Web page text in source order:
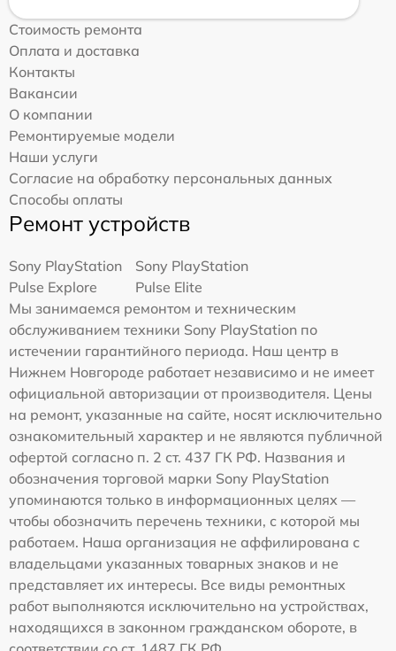
Стоимость ремонта
Оплата и доставка
Контакты
Вакансии
О компании
Ремонтируемые модели
Наши услуги
Согласие на обработку персональных данных
Способы оплаты
Ремонт устройств
Sony PlayStation
Pulse Explore
Sony PlayStation
Pulse Elite
Мы занимаемся ремонтом и техническим
обслуживанием техники Sony PlayStation по
истечении гарантийного периода. Наш центр в
Нижнем Новгороде работает независимо и не имеет
официальной авторизации от производителя. Цены
на ремонт, указанные на сайте, носят исключительно
ознакомительный характер и не являются публичной
офертой согласно п. 2 ст. 437 ГК РФ. Названия и
обозначения торговой марки Sony PlayStation
упоминаются только в информационных целях —
чтобы обозначить перечень техники, с которой мы
работаем. Наша организация не аффилирована с
владельцами указанных товарных знаков и не
представляет их интересы. Все виды ремонтных
работ выполняются исключительно на устройствах,
находящихся в законном гражданском обороте, в